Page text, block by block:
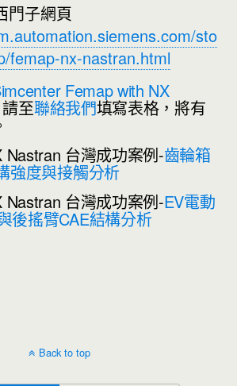
門子網頁
sto
femap-nx-nastran.html
Femap with NX
至聯絡我們填寫表格，將有
Nastran 台灣成功案例-齒輪箱
強度與接觸分析
Nastran 台灣成功案例-EV電動
後搖臂CAE結構分析
Back to top